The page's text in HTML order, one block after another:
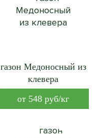
газон Медоносный из
клевера
от 548 руб/кг